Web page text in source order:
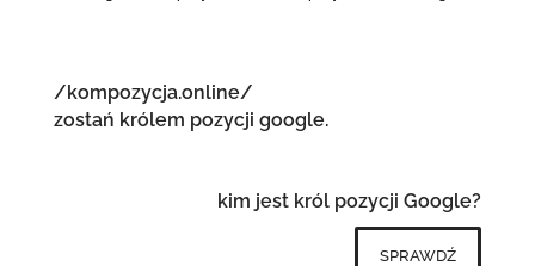
/kompozycja.online/
zostań królem pozycji google.
kim jest król pozycji Google?
sprawdź